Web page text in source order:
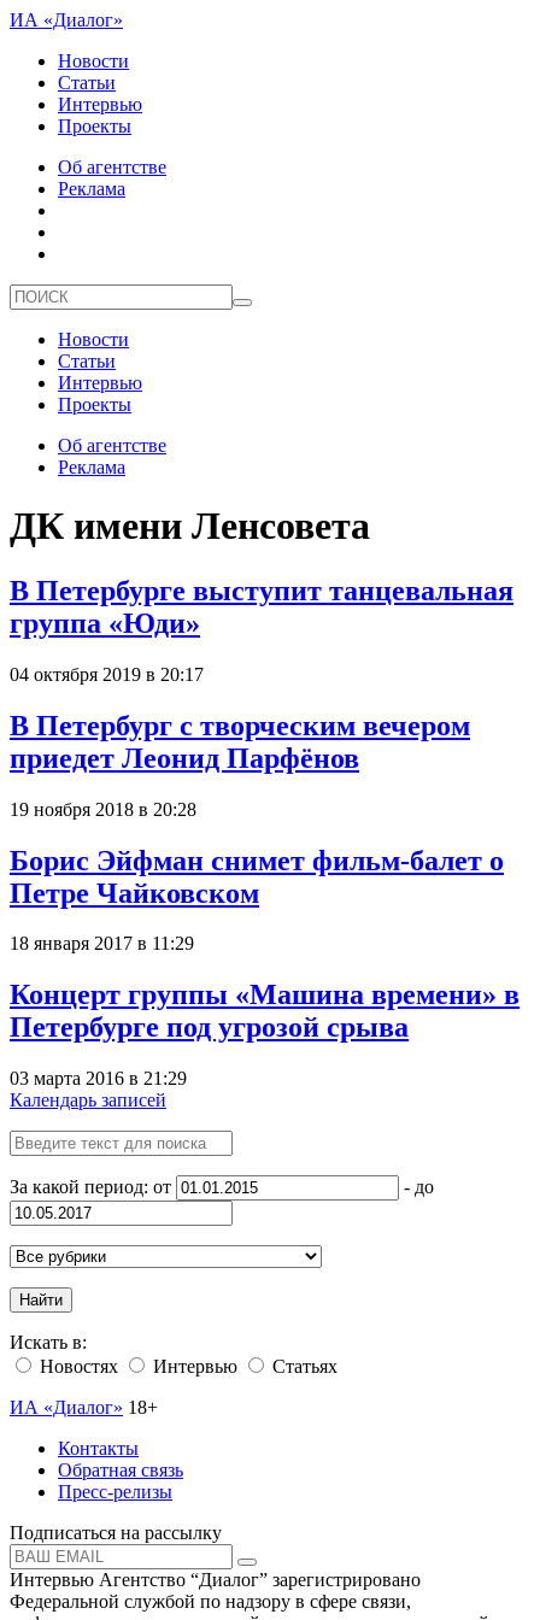
ИА «Диалог»
Новости
Статьи
Интервью
Проекты
Об агентстве
Реклама
Новости
Статьи
Интервью
Проекты
Об агентстве
Реклама
ДК имени Ленсовета
В Петербурге выступит танцевальная
группа «Юди»
04 октября 2019 в 20:17
В Петербург с творческим вечером
приедет Леонид Парфёнов
19 ноября 2018 в 20:28
Борис Эйфман снимет фильм-балет о
Петре Чайковском
18 января 2017 в 11:29
Концерт группы «Машина времени» в
Петербурге под угрозой срыва
03 марта 2016 в 21:29
Календарь записей
За какой период: от - до
Найти
Искать в:
Новостях
Интервью
Статьях
ИА «Диалог» 18+
Контакты
Обратная связь
Пресс-релизы
Подписаться на рассылку
Интервью Агентство “Диалог” зарегистрировано
Федеральной службой по надзору в сфере связи,